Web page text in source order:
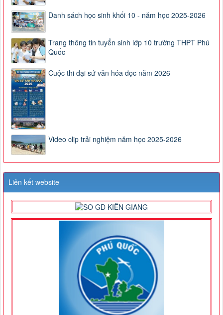
Danh sách học sinh khối 10 - năm học 2025-2026
Trang thông tin tuyển sinh lớp 10 trường THPT Phú
Quốc
Cuộc thi đại sứ văn hóa đọc năm 2026
Video clip trải nghiệm năm học 2025-2026
Liên kết website